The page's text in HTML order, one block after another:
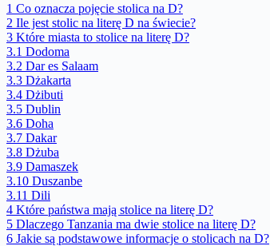
1 Co oznacza pojęcie stolica na D?
2 Ile jest stolic na literę D na świecie?
3 Które miasta to stolice na literę D?
3.1 Dodoma
3.2 Dar es Salaam
3.3 Dżakarta
3.4 Dżibuti
3.5 Dublin
3.6 Doha
3.7 Dakar
3.8 Dżuba
3.9 Damaszek
3.10 Duszanbe
3.11 Dili
4 Które państwa mają stolice na literę D?
5 Dlaczego Tanzania ma dwie stolice na literę D?
6 Jakie są podstawowe informacje o stolicach na D?